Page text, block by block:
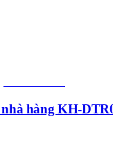
hàng KH-